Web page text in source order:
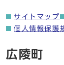
サイトマップ
個人情報保護
広陵町